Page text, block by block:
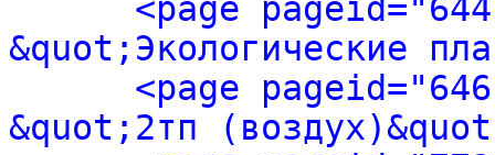
<page
&quot;Экологические
<page
&quot;2тп